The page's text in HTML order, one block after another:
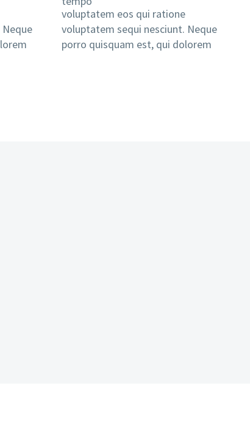
voluptatem eos qui ratione
voluptatem sequi nesciunt. Neque
porro quisquam est, qui dolorem